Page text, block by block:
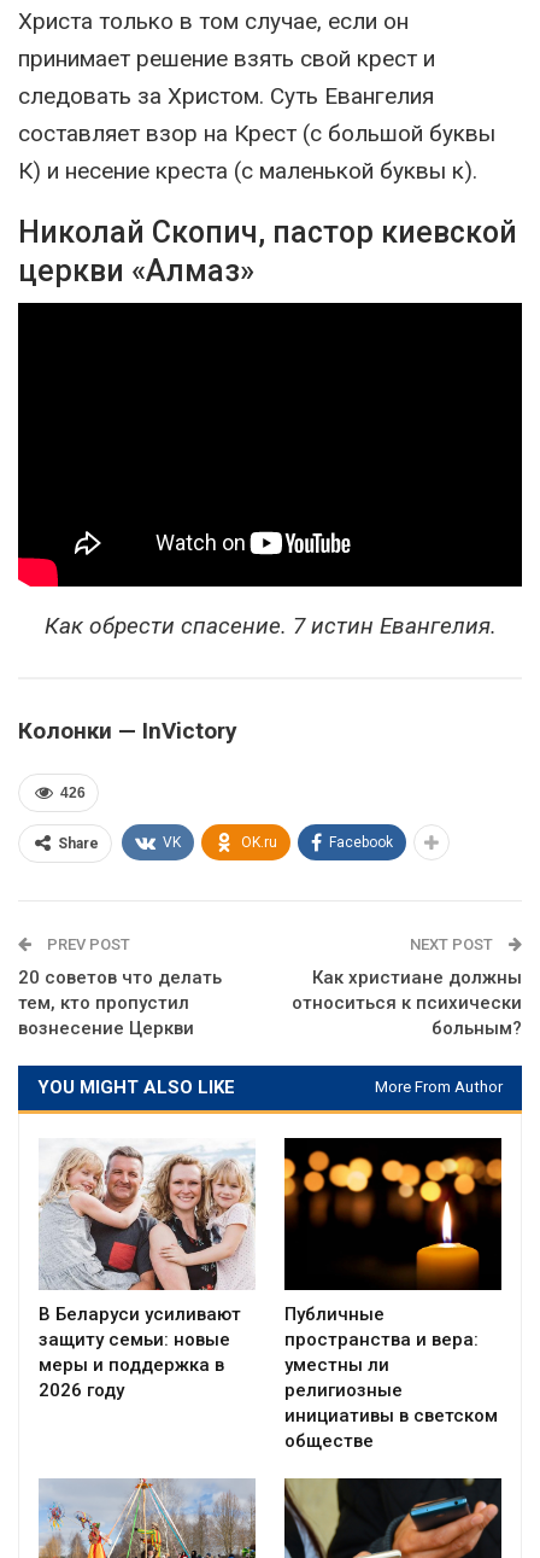
Христа только в том случае, если он
принимает решение взять свой крест и
следовать за Христом. Суть Евангелия
составляет взор на Крест (с большой буквы
К) и несение креста (с маленькой буквы к).
Николай Скопич, пастор киевской
церкви «Алмаз»
Как обрести спасение. 7 истин Евангелия.
Колонки — InVictory
426
Share VK OK.ru Facebook
PREV POST
20 советов что делать
тем, кто пропустил
вознесение Церкви
NEXT POST
Как христиане должны
относиться к психически
больным?
YOU MIGHT ALSO LIKE More From Author
В Беларуси усиливают
защиту семьи: новые
меры и поддержка в
2026 году
Публичные
пространства и вера:
уместны ли
религиозные
инициативы в светском
обществе